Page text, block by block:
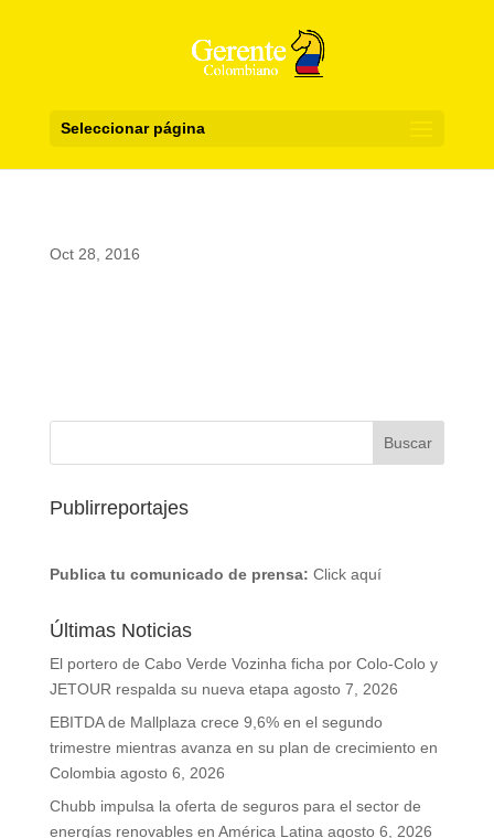
Seleccionar página
Oct 28, 2016
Publirreportajes
Publica tu comunicado de prensa: Click aquí
Últimas Noticias
El portero de Cabo Verde Vozinha ficha por Colo-Colo y
JETOUR respalda su nueva etapa agosto 7, 2026
EBITDA de Mallplaza crece 9,6% en el segundo
trimestre mientras avanza en su plan de crecimiento en
Colombia agosto 6, 2026
Chubb impulsa la oferta de seguros para el sector de
energías renovables en América Latina agosto 6, 2026